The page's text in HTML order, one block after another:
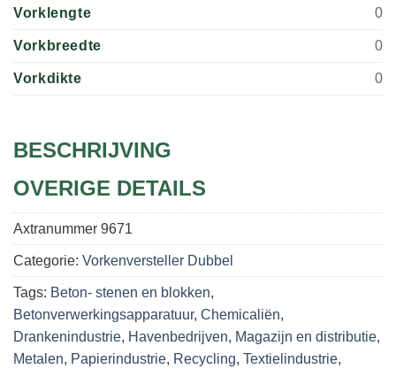
Vorklengte 0
Vorkbreedte 0
Vorkdikte 0
BESCHRIJVING
OVERIGE DETAILS
Axtranummer 9671
Categorie: Vorkenversteller Dubbel
Tags: Beton- stenen en blokken,
Betonverwerkingsapparatuur, Chemicaliën,
Drankenindustrie, Havenbedrijven, Magazijn en distributie,
Metalen, Papierindustrie, Recycling, Textielindustrie,